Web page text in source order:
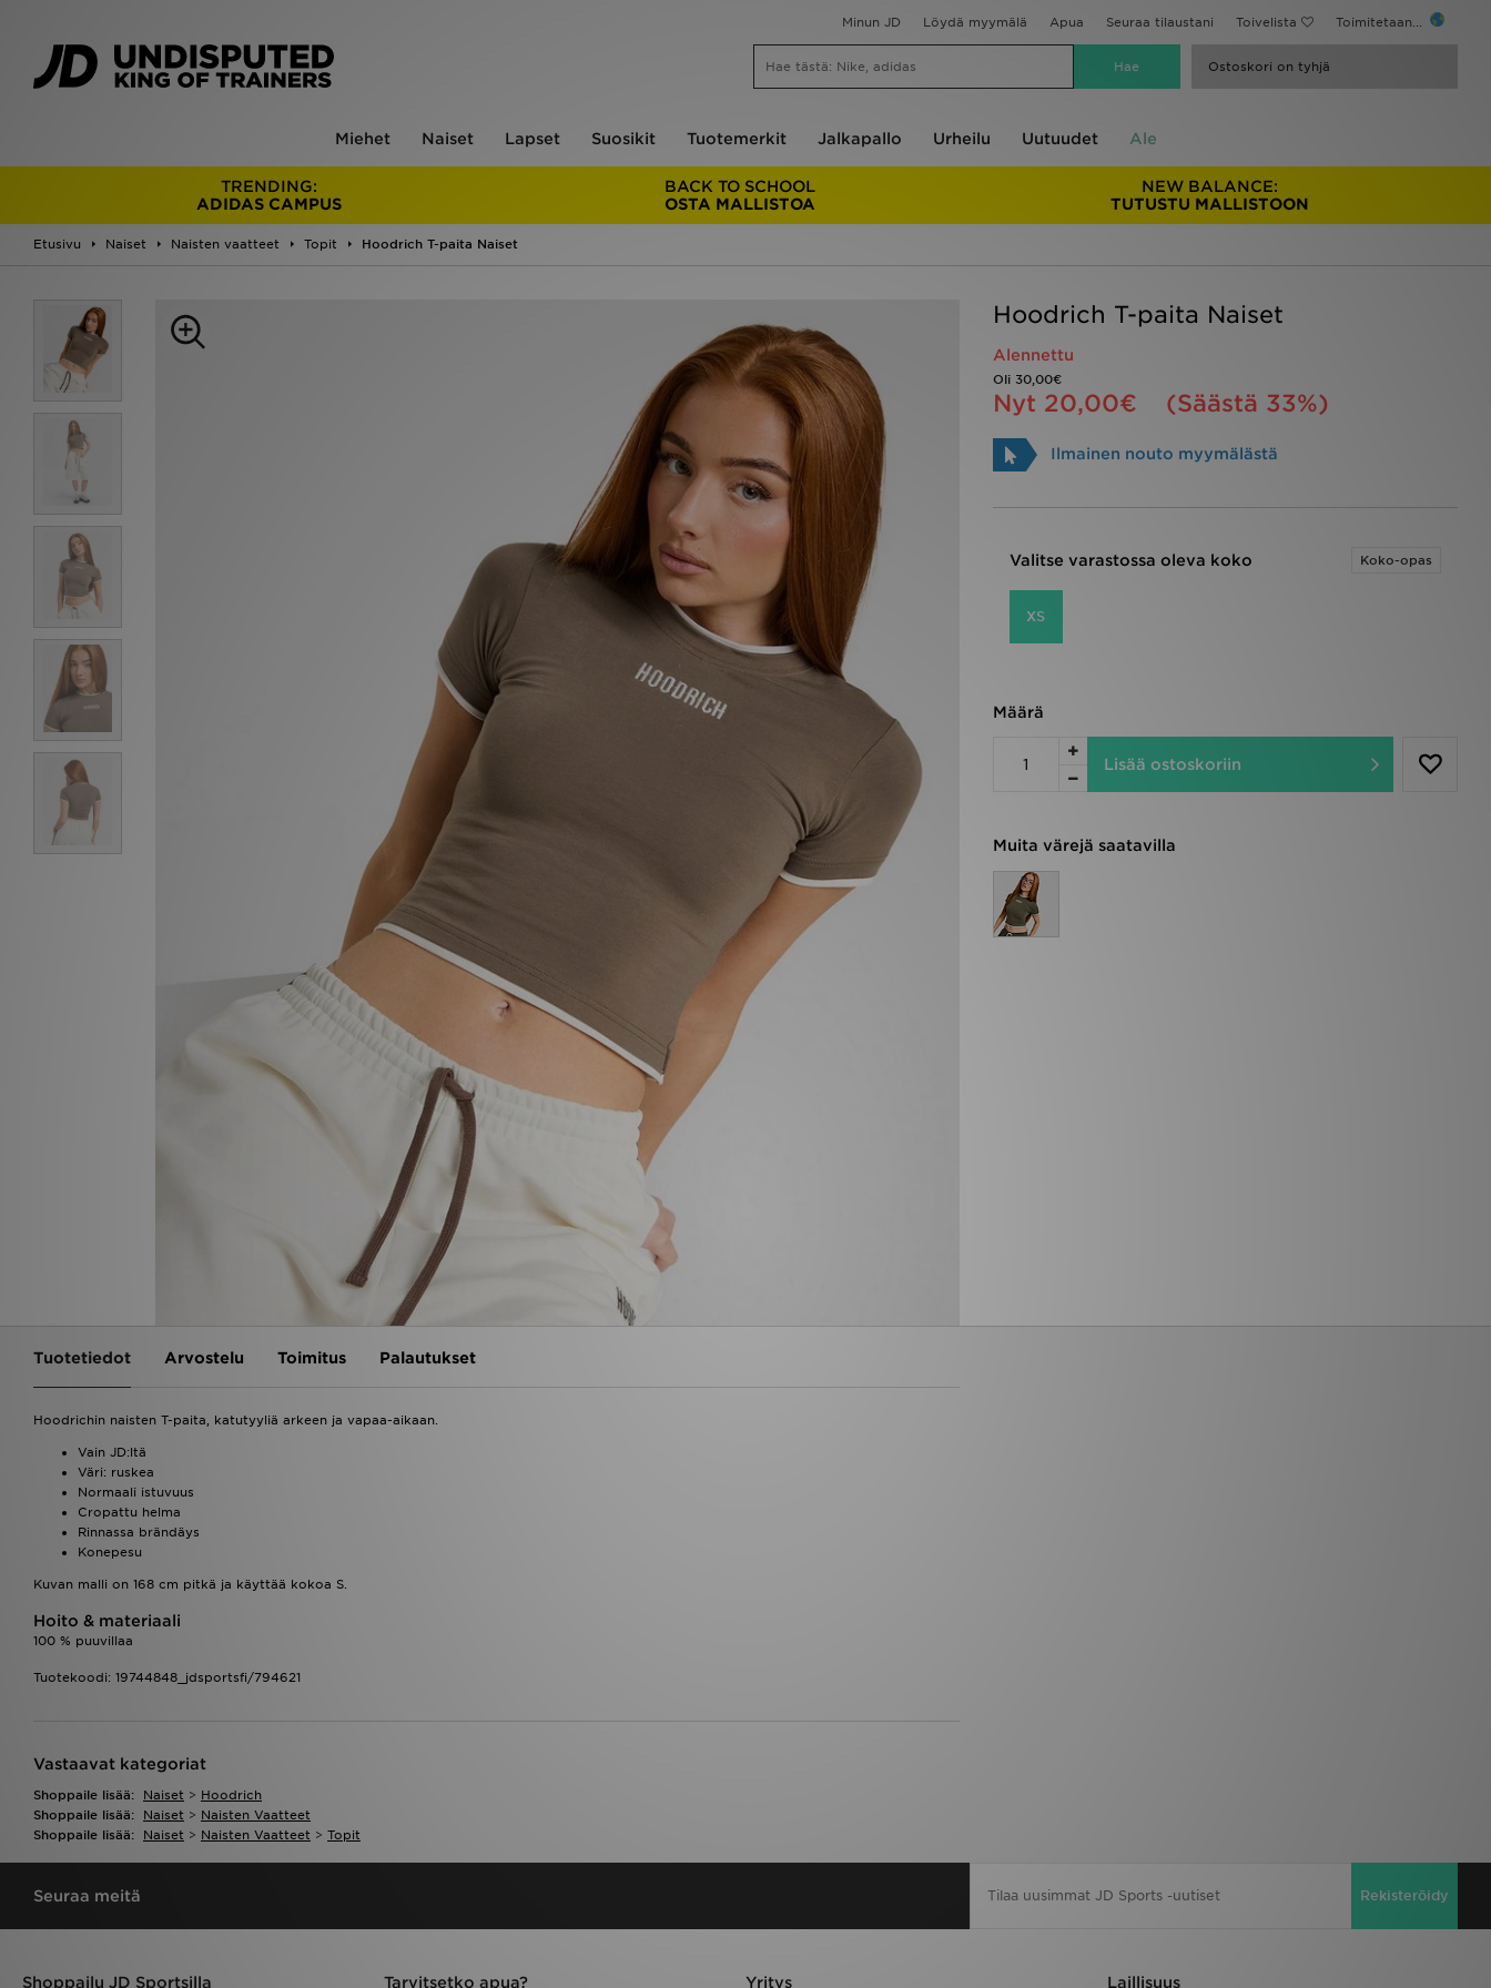
Minun JD Löydä myymälä Apua Seuraa tilaustani Toivelista Toimitetaan...
Ostoskori on tyhjä
Miehet Naiset Lapset Suosikit Tuotemerkit Jalkapallo Urheilu Uutuudet Ale
TRENDING:
ADIDAS CAMPUS
BACK TO SCHOOL
OSTA MALLISTOA
NEW BALANCE:
TUTUSTU MALLISTOON
Etusivu Naiset Naisten vaatteet Topit Hoodrich T-paita Naiset
Hoodrich T-paita Naiset
Alennettu
Oli 30,00€
Nyt 20,00€ (Säästä 33%)
Ilmainen nouto myymälästä
Valitse varastossa oleva koko Koko-opas
XS
Määrä
Lisää ostoskoriin
Muita värejä saatavilla
Tuotetiedot Arvostelu Toimitus Palautukset
Hoodrichin naisten T-paita, katutyyliä arkeen ja vapaa-aikaan.
Vain JD:ltä
Väri: ruskea
Normaali istuvuus
Cropattu helma
Rinnassa brändäys
Konepesu
Kuvan malli on 168 cm pitkä ja käyttää kokoa S.
Hoito & materiaali
100 % puuvillaa
Tuotekoodi: 19744848_jdsportsfi/794621
Vastaavat kategoriat
Shoppaile lisää: Naiset > Hoodrich
Shoppaile lisää:
Naiset > Naisten Vaatteet
Shoppaile lisää:
Naiset > Naisten Vaatteet > Topit
Seuraa meitä Rekisteröidy
Shoppailu JD Sportsilla Tarvitsetko apua? Yritys Laillisuus